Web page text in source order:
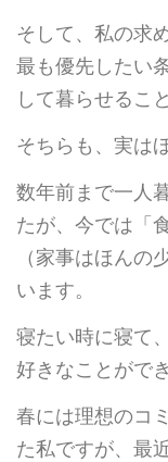
そして、私の求
最も優先したい
して暮らせるこ
そちらも、実は
数年前まで一人
たが、今では「
（家事はほんの
います。
寝たい時に寝て
好きなことがで
春には理想のコ
た私ですが、最